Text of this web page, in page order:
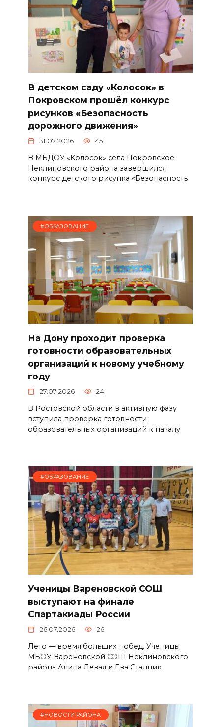
В детском саду «Колосок» в
Покровском прошёл конкурс
рисунков «Безопасность
дорожного движения»
31.07.2026 45
В МБДОУ «Колосок» села Покровское
Неклиновского района завершился
конкурс детского рисунка «Безопасность
#ОБРАЗОВАНИЕ
На Дону проходит проверка
готовности образовательных
организаций к новому учебному
году
27.07.2026 24
В Ростовской области в активную фазу
вступила проверка готовности
образовательных организаций к началу
#ОБРАЗОВАНИЕ
Ученицы Вареновской СОШ
выступают на финале
Спартакиады России
26.07.2026 26
Лето — время больших побед. Ученицы
МБОУ Вареновской СОШ Неклиновского
района Алина Левая и Ева Стадник
#НОВОСТИ РАЙОНА